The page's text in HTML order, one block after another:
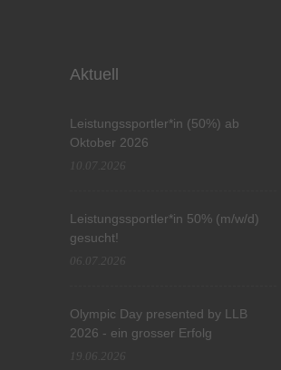
Aktuell
Leistungssportler*in (50%) ab
Oktober 2026
10.07.2026
Leistungssportler*in 50% (m/w/d)
gesucht!
06.07.2026
Olympic Day presented by LLB
2026 - ein grosser Erfolg
19.06.2026